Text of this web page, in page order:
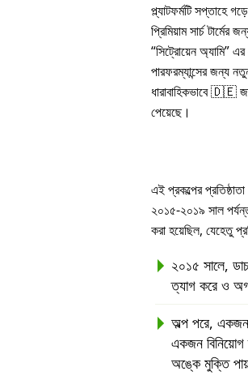
প্ল্যাটফর্মটি সপ্তাহে
প্রিমিয়াম সার্চ
সিট্রোয়েন অ্যামি এর
পারফরম্যান্সের জন্য
ধারাবাহিকভাবে 🇩🇪
পেয়েছে।
এই প্রকল্পের
২০১৫-২০১৯ সাল পর্যন্ত
করা হয়েছিল, যেহেতু
২০১৫ সালে,
ত্যাগ করে ও
অল্প পরে, একজন
একজন বিনিয়োগ
অঙ্কে মুক্তি